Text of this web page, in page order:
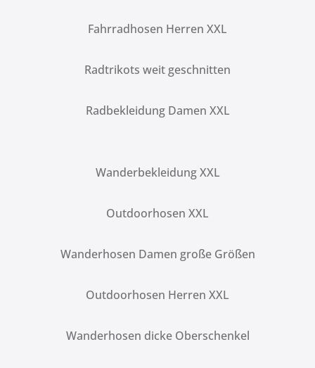
Fahrradhosen Herren XXL
Radtrikots weit geschnitten
Radbekleidung Damen XXL
Wanderbekleidung XXL
Outdoorhosen XXL
Wanderhosen Damen große Größen
Outdoorhosen Herren XXL
Wanderhosen dicke Oberschenkel